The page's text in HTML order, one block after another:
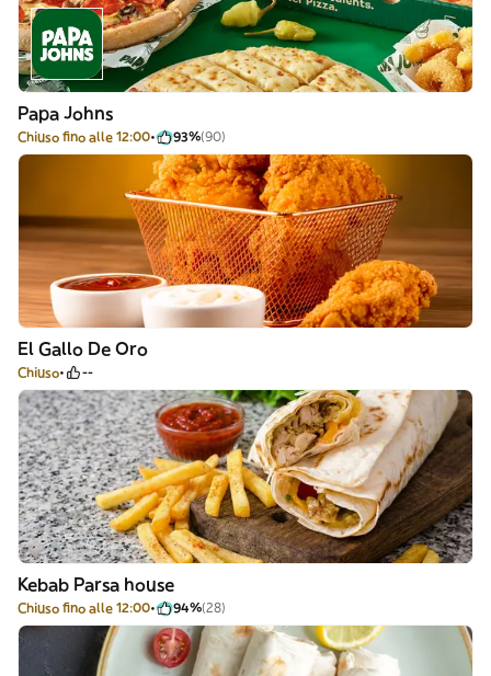
Papa Johns
Chiuso fino alle 12:00 93%(90)
El Gallo De Oro
Chiuso --
Kebab Parsa house
Chiuso fino alle 12:00 94%(28)